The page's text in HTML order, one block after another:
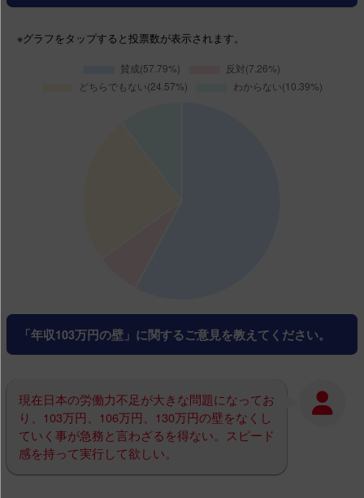
※グラフ をタップする と投票数が表示されます。
「年収103万円の壁」に関するご意見を教えてください。
現在日本の労働力不足が大きな問題になってお
り、103万円、106万円、130万円の壁をなくし
ていく事が急務と言わざるを得ない。スピード
感を持って実行して欲しい。